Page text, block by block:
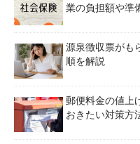
業の負担額や準
源泉徴収票がも
順を解説
郵便料金の値上
おきたい対策方